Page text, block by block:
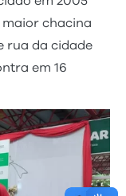
maior chacina
rua da cidade
em 16